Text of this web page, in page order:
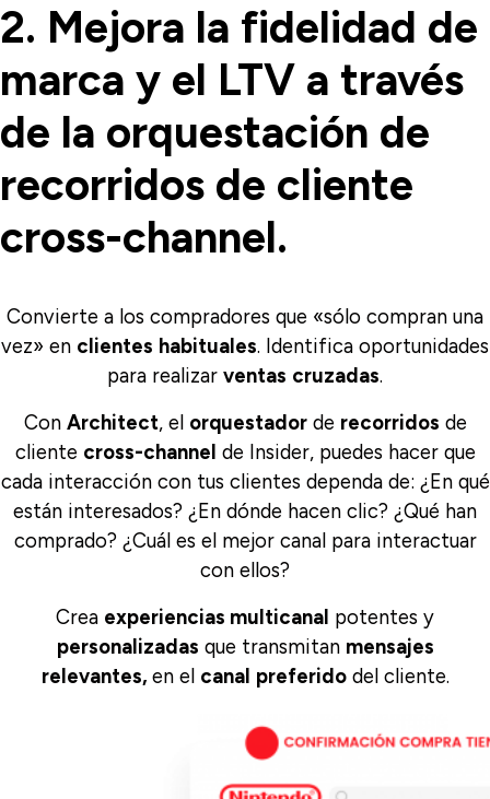
2. Mejora la fidelidad de
marca y el LTV a través
de la orquestación de
recorridos de cliente
cross-channel.
Convierte a los compradores que «sólo compran una
vez» en clientes habituales. Identifica oportunidades
para realizar ventas cruzadas.
Con Architect, el orquestadorde recorridos de
cliente cross-channel de Insider, puedes hacer que
cada interacción con tus clientes dependa de: ¿En qué
están interesados? ¿En dónde hacen clic? ¿Qué han
comprado? ¿Cuál es el mejor canal para interactuar
con ellos?
Crea experiencias multicanal potentes y
personalizadas que transmitan mensajes
relevantes, en el canal preferidodel cliente.